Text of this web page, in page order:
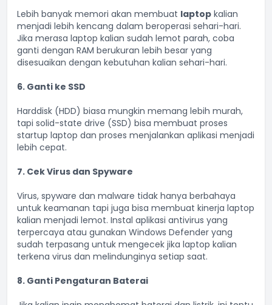
Lebih banyak memori akan membuat laptop kalian
menjadi lebih kencang dalam beroperasi sehari-hari.
Jika merasa laptop kalian sudah lemot parah, coba
ganti dengan RAM berukuran lebih besar yang
disesuaikan dengan kebutuhan kalian sehari-hari.
6. Ganti ke SSD
Harddisk (HDD) biasa mungkin memang lebih murah,
tapi solid-state drive (SSD) bisa membuat proses
startup laptop dan proses menjalankan aplikasi menjadi
lebih cepat.
7. Cek Virus dan Spyware
Virus, spyware dan malware tidak hanya berbahaya
untuk keamanan tapi juga bisa membuat kinerja laptop
kalian menjadi lemot. Instal aplikasi antivirus yang
terpercaya atau gunakan Windows Defender yang
sudah terpasang untuk mengecek jika laptop kalian
terkena virus dan melindunginya setiap saat.
8. Ganti Pengaturan Baterai